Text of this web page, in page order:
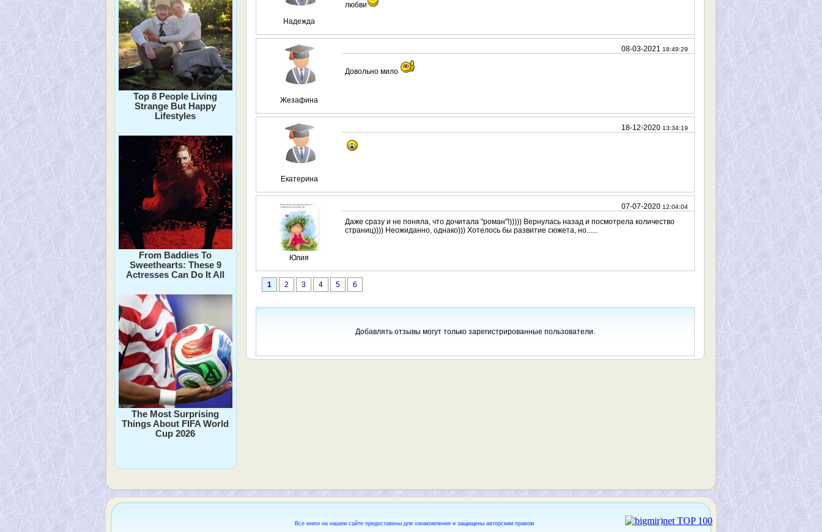
Top 8 People Living
Strange But Happy
Lifestyles
From Baddies To
Sweethearts: These 9
Actresses Can Do It All
The Most Surprising
Things About FIFA World
Cup 2026
Надежда
любви
Жезафина
08-03-2021 18:49:29
Довольно мило
Екатерина
18-12-2020 13:34:19
Юлия
07-07-2020 12:04:04
Даже сразу и не поняла, что дочитала "роман"!))))) Вернулась назад и посмотрела количество
страниц)))) Неожиданно, однако))) Хотелось бы развитие сюжета, но......
1 2 3 4 5 6
Добавлять отзывы могут только зарегистрированные пользователи.
Все книги на нашем сайте предоставены для ознакомления и защищены авторским правом